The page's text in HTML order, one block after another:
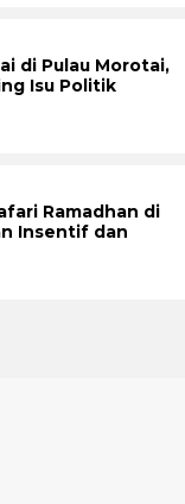
di Pulau Morotai,
Isu Politik
Ramadhan di
Insentif dan